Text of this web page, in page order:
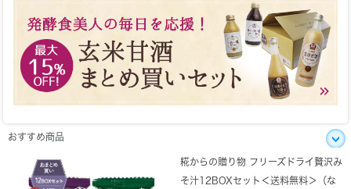
おすすめ商品
糀からの贈り物 フリーズドライ贅沢み
そ汁12BOXセット＜送料無料＞（な